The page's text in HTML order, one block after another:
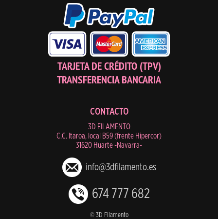
TARJETA DE CRÉDITO (TPV)
TRANSFERENCIA BANCARIA
CONTACTO
3D FILAMENTO
C.C. Itaroa, local B59 (frente Hipercor)
31620 Huarte -Navarra-
info@3dfilamento.es
674 777 682
© 3D Filamento